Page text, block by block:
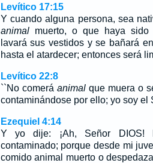
Levítico 17:15
Y cuando alguna persona, sea
animalmuerto, o que haya sido
lavará sus vestidos y se bañará
hasta el atardecer; entonces será
Levítico 22:8
``No comerá animalque muera o
contaminándose por ello; yo soy el
Ezequiel 4:14
Y yo dije: ¡Ah, Señor
contaminado; porque desde mi
comido animal muerto o